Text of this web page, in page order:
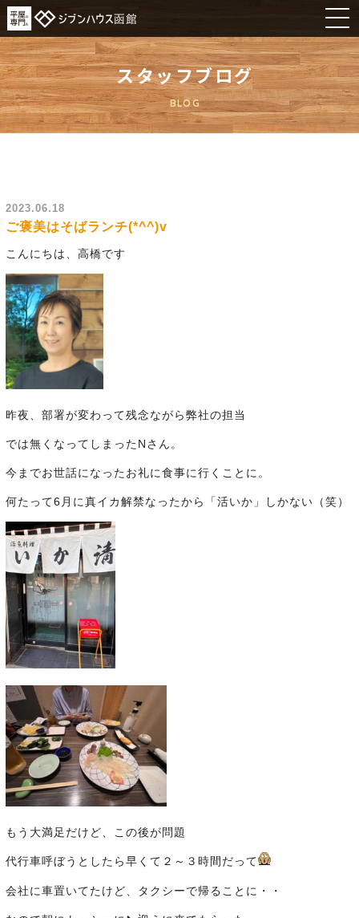
スタッフブログ
BLOG
2023.06.18
ご褒美はそばランチ(*^^)v
こんにちは、高橋です
昨夜、部署が変わって残念ながら弊社の担当
では無くなってしまったNさん。
今までお世話になったお礼に食事に行くことに。
何たって6月に真イカ解禁なったから「活いか」しかない（笑）
もう大満足だけど、この後が問題
代行車呼ぼうとしたら早くて２～３時間だって
会社に車置いてたけど、タクシーで帰ることに・・